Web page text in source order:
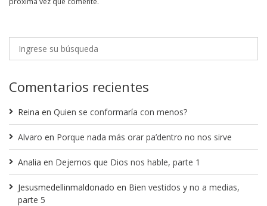
Comentarios recientes
Reina en Quien se conformaría con menos?
Alvaro en Porque nada más orar pa’dentro no nos sirve
Analia en Dejemos que Dios nos hable, parte 1
Jesusmedellinmaldonado en Bien vestidos y no a medias,
parte 5